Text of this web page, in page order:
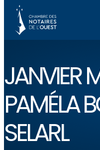
JANVIER
PAMÉLA
SELARL